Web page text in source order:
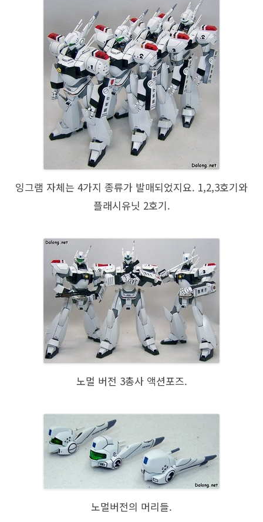
잉그램 자체는 4가지 종류가 발매되었지요. 1,2,3호기와
플래시유닛 2호기.
노멀 버전 3총사 액션포즈.
노멀버전의 머리들.